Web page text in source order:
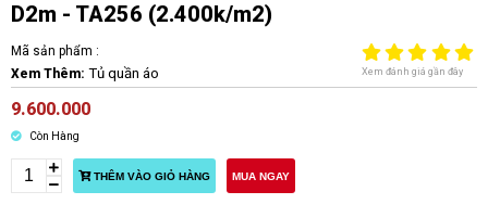
D2m - TA256 (2.400k/m2)
Mã sản phẩm :
Xem Thêm: Tủ quần áo Xem đánh giá gần đây
9.600.000
Còn Hàng
THÊM VÀO GIỎ HÀNG MUA NGAY